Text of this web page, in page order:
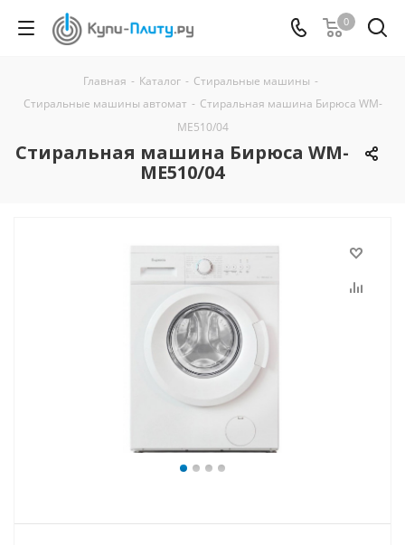
0
Главная - Каталог - Стиральные машины -
Стиральные машины автомат - Стиральная машина Бирюса WM-
ME510/04
Стиральная машина Бирюса WM-
ME510/04